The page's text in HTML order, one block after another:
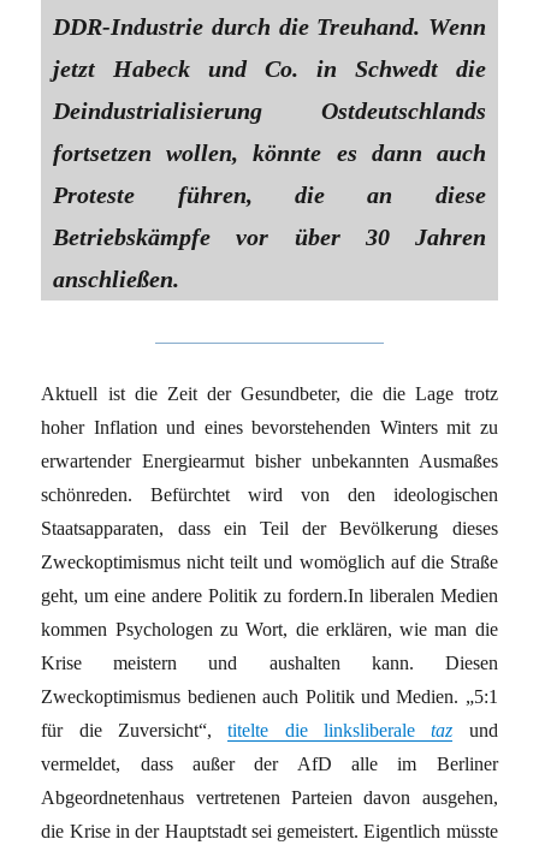
DDR-Industrie durch die Treuhand. Wenn
jetzt Habeck und Co. in Schwedt die
Deindustrialisierung Ostdeutschlands
fortsetzen wollen, könnte es dann auch
Proteste führen, die an diese
Betriebskämpfe vor über 30 Jahren
anschließen.
Aktuell ist die Zeit der Gesundbeter, die die Lage trotz
hoher Inflation und eines bevorstehenden Winters mit zu
erwartender Energiearmut bisher unbekannten Ausmaßes
schönreden. Befürchtet wird von den ideologischen
Staatsapparaten, dass ein Teil der Bevölkerung dieses
Zweckoptimismus nicht teilt und womöglich auf die Straße
geht, um eine andere Politik zu fordern.In liberalen Medien
kommen Psychologen zu Wort, die erklären, wie man die
Krise meistern und aushalten kann. Diesen
Zweckoptimismus bedienen auch Politik und Medien. „5:1
für die Zuversicht“,titelte die linksliberaletaz und
vermeldet, dass außer der AfD alle im Berliner
Abgeordnetenhaus vertretenen Parteien davon ausgehen,
die Krise in der Hauptstadt sei gemeistert. Eigentlich müsste